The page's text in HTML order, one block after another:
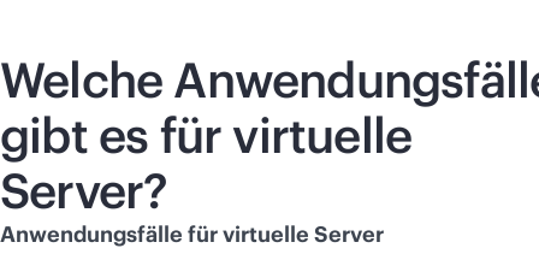
Welche
gibt es für virtuelle
Server?
Anwendungsfälle für virtuelle Server